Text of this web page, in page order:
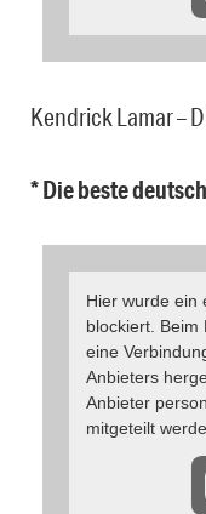
Kendrick Lamar –
* Die beste
Hier wurde ein
blockiert. Beim
eine
Anbieters
Anbieter
mitgeteilt